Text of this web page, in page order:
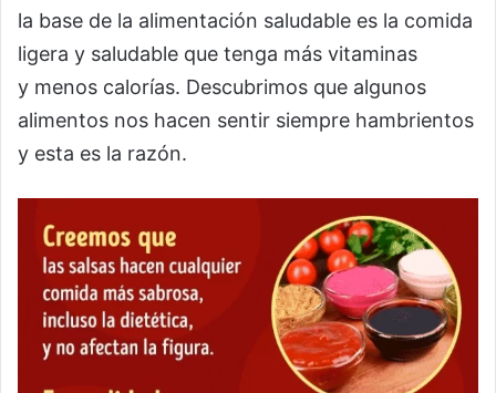
la base de la alimentación saludable es la comida
ligera y saludable que tenga más vitaminas
y menos calorías. Descubrimos que algunos
alimentos nos hacen sentir siempre hambrientos
y esta es la razón.